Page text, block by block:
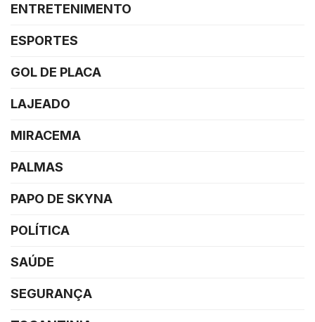
ENTRETENIMENTO
ESPORTES
GOL DE PLACA
LAJEADO
MIRACEMA
PALMAS
PAPO DE SKYNA
POLÍTICA
SAÚDE
SEGURANÇA